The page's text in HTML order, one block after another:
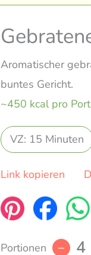
Aromatischer
buntes Gericht.
~450 kcal pro
VZ: 15 Minuten
Link kopieren
Portionen – 4